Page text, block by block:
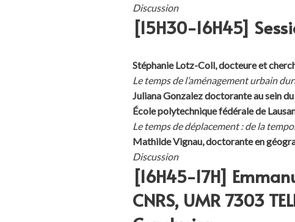
Discussion
[15H30-16H45]
Stéphanie Lotz-Coll, docteure et
Le temps de l’aménagement urbain
Juliana Gonzalez doctorante au sein
École polytechnique fédérale de
Le temps de déplacement : de la
Mathilde Vignau, doctorante en
Discussion
[16H45-17H]
CNRS, UMR 7303